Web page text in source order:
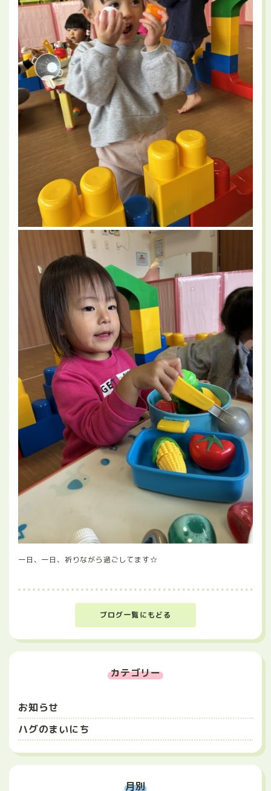
一日、一日、祈りながら過ごしてます☆
ブログ一覧にもどる
カテゴリー
お知らせ
ハグのまいにち
月別